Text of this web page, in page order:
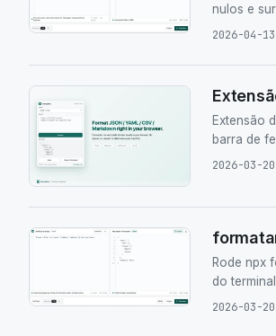
nulos e
2026-04-13
Extensão
barra de
2026-03-20
Rode npx
do
2026-03-20